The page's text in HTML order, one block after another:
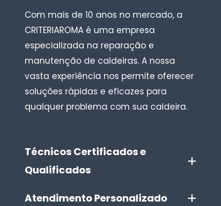
Com mais de 10 anos no mercado, a
CRITERIAROMA é uma empresa
especializada na reparação e
manutenção de caldeiras. A nossa
vasta experiência nos permite oferecer
soluções rápidas e eficazes para
qualquer problema com sua caldeira.
Técnicos Certificados e
Qualificados
Atendimento Personalizado